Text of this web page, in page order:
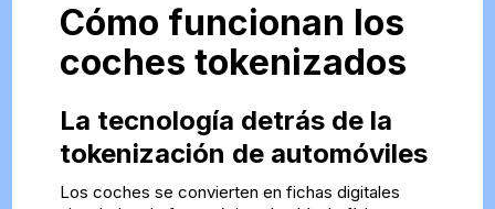
Cómo funcionan los
coches tokenizados
La tecnología detrás de la
tokenización de automóviles
Los coches se convierten en fichas digitales